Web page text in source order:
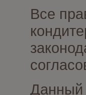
Все
Данный